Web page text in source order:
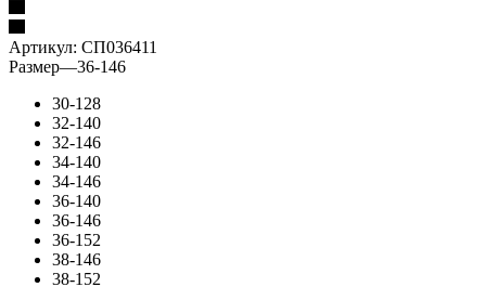
Артикул: СП036411
Размер—36-146
30-128
32-140
32-146
34-140
34-146
36-140
36-146
36-152
38-146
38-152